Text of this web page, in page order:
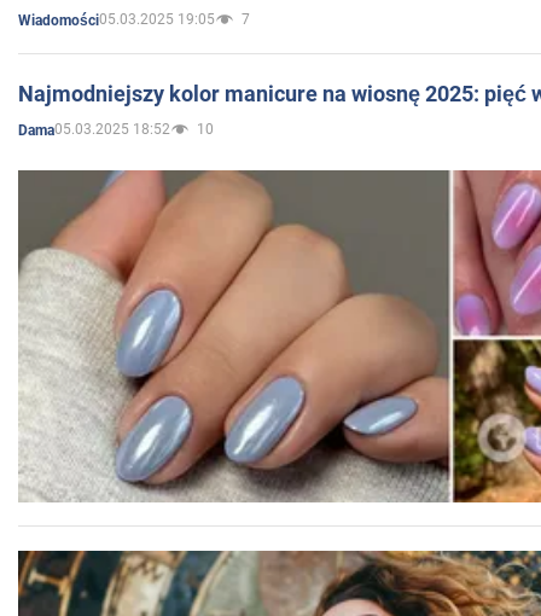
Wiadomości05.03.2025 19:05 7
Najmodniejszy kolor manicure na wiosnę 2025: pięć
Dama05.03.2025 18:52 10